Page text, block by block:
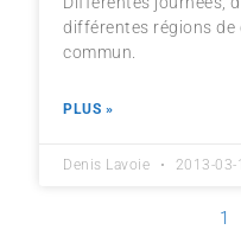
différentes régions
commun.
PLUS »
Denis Lavoie 2013-03-
1